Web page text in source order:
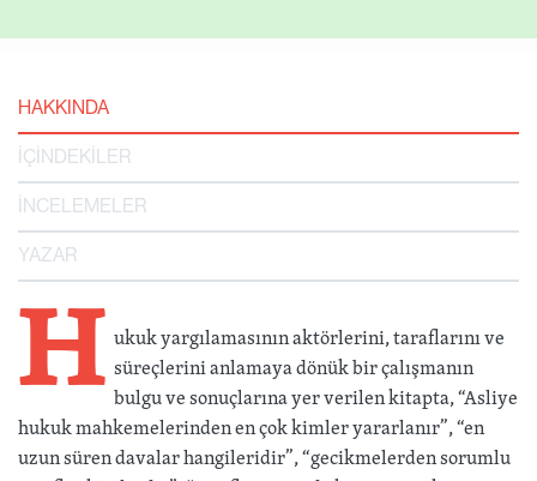
HAKKINDA
İÇİNDEKİLER
İNCELEMELER
YAZAR
Hukuk yargılamasının aktörlerini, taraflarını ve
süreçlerini anlamaya dönük bir çalışmanın
bulgu ve sonuçlarına yer verilen kitapta, “Asliye
hukuk mahkemelerinden en çok kimler yararlanır”, “en
uzun süren davalar hangileridir”, “gecikmelerden sorumlu